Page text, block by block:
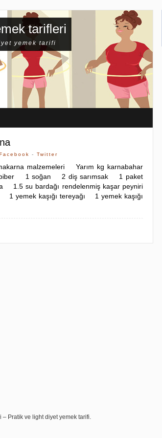
tarifleri
yemek tarifi
- Twitter
malzemeleri Yarım kg karnabahar
1 soğan 2 diş sarımsak 1 paket
su bardağı rendelenmiş kaşar peyniri
1 yemek kaşığı tereyağı 1 yemek kaşığı
Pratik ve light diyet yemek tarifi.